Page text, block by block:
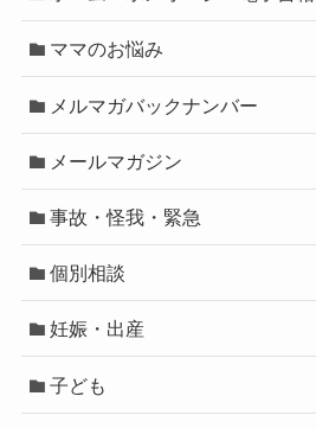
ママのお悩み
メルマガバックナンバー
メールマガジン
事故・怪我・緊急
個別相談
妊娠・出産
子ども